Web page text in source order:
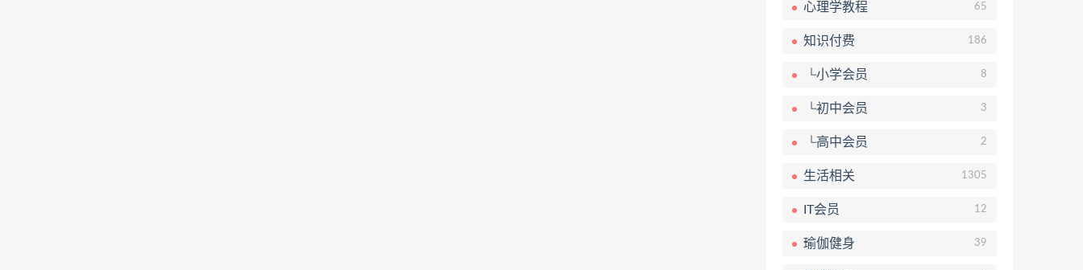
心理学教程 65
知识付费 186
└小学会员 8
└初中会员 3
└高中会员 2
生活相关 1305
IT会员 12
瑜伽健身 39